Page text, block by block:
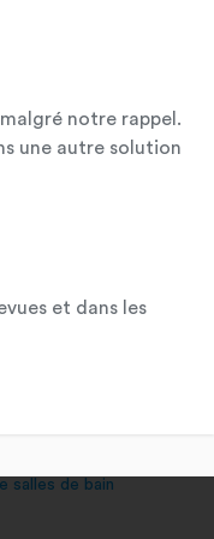
notre rappel.
une autre solution
et dans les
salles de bain